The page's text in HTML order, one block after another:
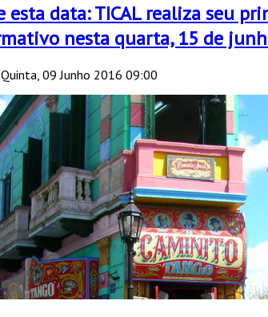
esta data: TICAL realiza seu
nesta quarta, 15 de
09 Junho 2016 09:00